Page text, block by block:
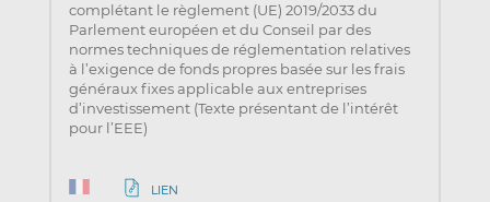
complétant le règlement (UE) 2019/2033 du
Parlement européen et du Conseil par des
normes techniques de réglementation relatives
à l’exigence de fonds propres basée sur les frais
généraux fixes applicable aux entreprises
d’investissement (Texte présentant de l’intérêt
pour l’EEE)
LIEN